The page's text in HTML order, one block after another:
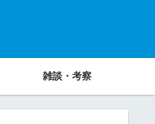
雑談・考察